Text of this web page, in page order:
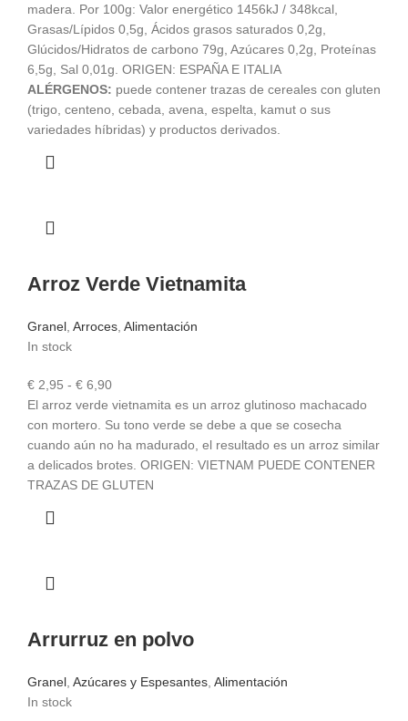
madera. Por 100g: Valor energético 1456kJ / 348kcal,
Grasas/Lípidos 0,5g, Ácidos grasos saturados 0,2g,
Glúcidos/Hidratos de carbono 79g, Azúcares 0,2g, Proteínas
6,5g, Sal 0,01g. ORIGEN: ESPAÑA E ITALIA
ALÉRGENOS: puede contener trazas de cereales con gluten
(trigo, centeno, cebada, avena, espelta, kamut o sus
variedades híbridas) y productos derivados.
Arroz Verde Vietnamita
Granel Arroces Alimentación
In stock
€ 2,95 - € 6,90Rango
de
precios:
desde
€ 2,95
hasta
El arroz verde vietnamita es un arroz glutinoso machacado
con mortero. Su tono verde se debe a que se cosecha
cuando aún no ha madurado, el resultado es un arroz similar
a delicados brotes. ORIGEN: VIETNAM PUEDE CONTENER
TRAZAS DE GLUTEN
Arrurruz en polvo
Granel Azúcares y Espesantes Alimentación
In stock